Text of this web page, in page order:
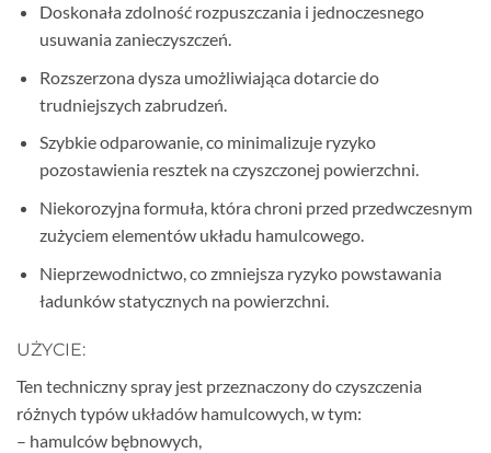
Doskonała zdolność rozpuszczania i jednoczesnego
usuwania zanieczyszczeń.
Rozszerzona dysza umożliwiająca dotarcie do
trudniejszych zabrudzeń.
Szybkie odparowanie, co minimalizuje ryzyko
pozostawienia resztek na czyszczonej powierzchni.
Niekorozyjna formuła, która chroni przed przedwczesnym
zużyciem elementów układu hamulcowego.
Nieprzewodnictwo, co zmniejsza ryzyko powstawania
ładunków statycznych na powierzchni.
UŻYCIE:
Ten techniczny spray jest przeznaczony do czyszczenia
różnych typów układów hamulcowych, w tym:
– hamulców bębnowych,